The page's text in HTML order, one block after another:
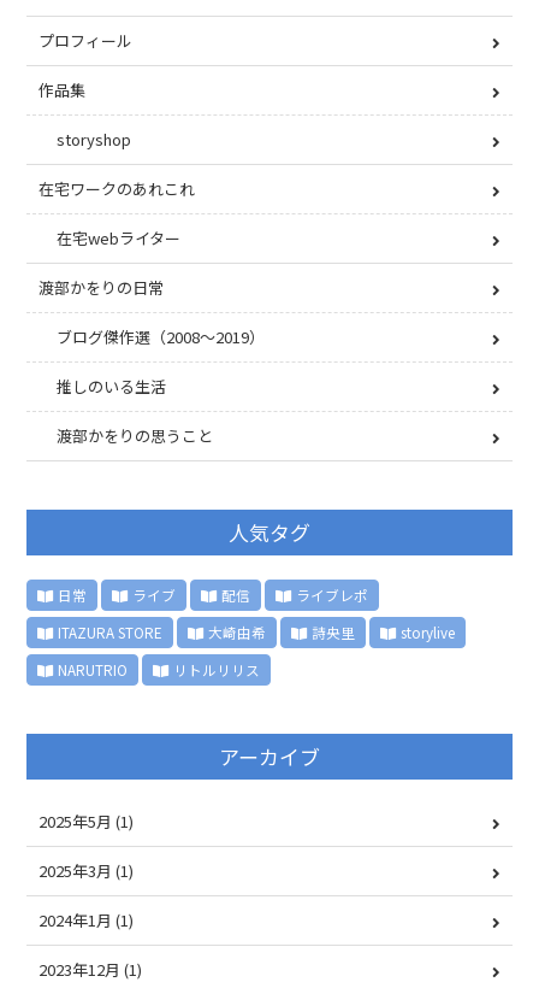
プロフィール
作品集
storyshop
在宅ワークのあれこれ
在宅webライター
渡部かをりの日常
ブログ傑作選（2008〜2019）
推しのいる生活
渡部かをりの思うこと
人気タグ
日常 ライブ 配信
ライブレポ
ITAZURA STORE
大崎由希 詩央里
storylive
NARUTRIO
リトルリリス
アーカイブ
2025年5月 (1)
2025年3月 (1)
2024年1月 (1)
2023年12月 (1)